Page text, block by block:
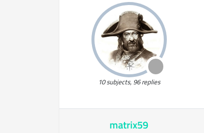
10 subjects, 96 replies
matrix59